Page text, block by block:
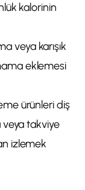
kalorinin
veya karışık
eklemesi
ürünleri diş
veya takviye
izlemek